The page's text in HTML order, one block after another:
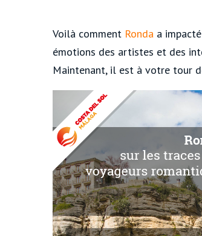
Voilà comment Ronda a
émotions des artistes et des
Maintenant, il est à votre tour